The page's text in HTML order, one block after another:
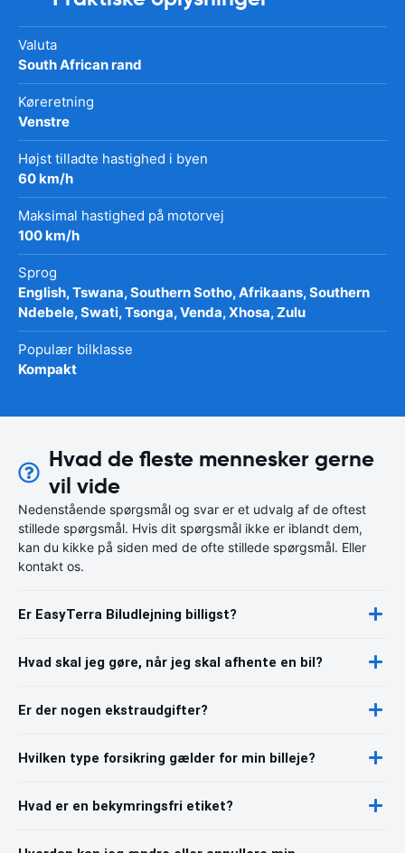
Valuta
South African rand
Køreretning
Venstre
Højst tilladte hastighed i byen
60 km/h
Maksimal hastighed på motorvej
100 km/h
Sprog
English, Tswana, Southern Sotho, Afrikaans, Southern
Ndebele, Swati, Tsonga, Venda, Xhosa, Zulu
Populær bilklasse
Kompakt
Hvad de fleste mennesker gerne
vil vide
Nedenstående spørgsmål og svar er et udvalg af de oftest
stillede spørgsmål. Hvis dit spørgsmål ikke er iblandt dem,
kan du kikke på siden med de ofte stillede spørgsmål. Eller
kontakt os.
Er EasyTerra Biludlejning billigst?
Hvad skal jeg gøre, når jeg skal afhente en bil?
Er der nogen ekstraudgifter?
Hvilken type forsikring gælder for min billeje?
Hvad er en bekymringsfri etiket?